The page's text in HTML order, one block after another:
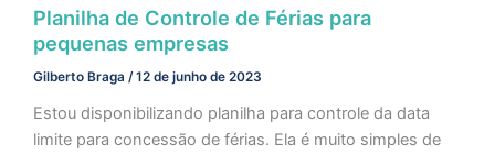
Planilha de Controle de Férias para
pequenas empresas
Gilberto Braga /12 de junho de 2023
Estou disponibilizando planilha para controle da data
limite para concessão de férias. Ela é muito simples de